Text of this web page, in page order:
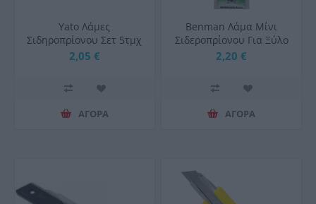
Yato Λάμες
Σιδηροπρίονου Σετ 5τμχ
YT-3460
2,05 €
ΑΓΟΡΑ
Benman Λάμα Μίνι
Σιδεροπρίονου Για Ξύλο
150x6mmx14T 3Τμχ
2,20 €
ΑΓΟΡΑ